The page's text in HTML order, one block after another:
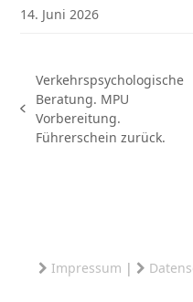
14. Juni 2026
vorheriger
Beitrag:
Verkehrspsychologische
Beratung. MPU
Vorbereitung.
Führerschein zurück.
Impressum |